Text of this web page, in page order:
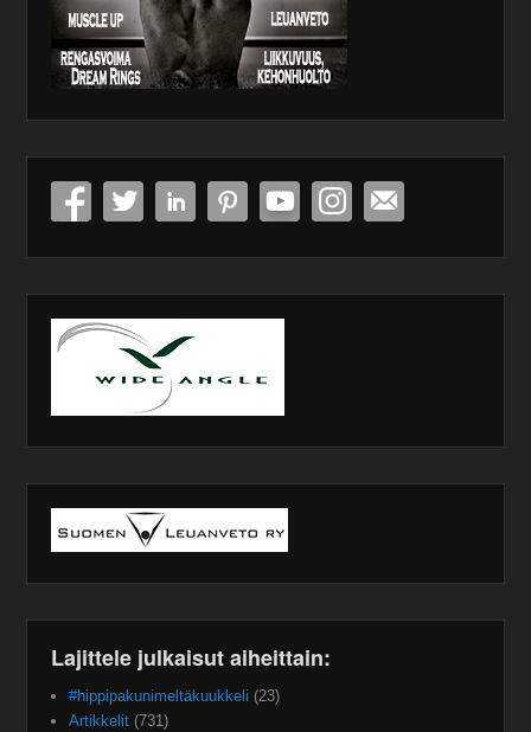
Lajittele julkaisut aiheittain:
#hippipakunimeltäkuukkeli (23)
Artikkelit (731)